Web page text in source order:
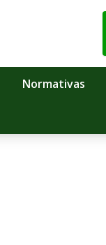
Normativas